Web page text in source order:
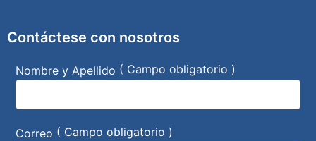
Contáctese con nosotros
Nombre y Apellido ( Campo obligatorio )
Correo ( Campo obligatorio )